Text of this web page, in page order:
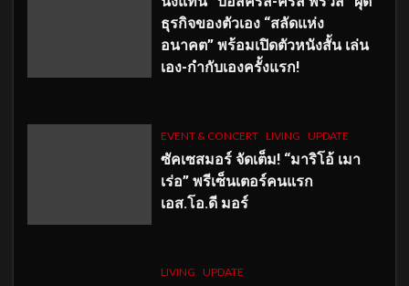
ธุรกิจของตัวเอง “สลัดแห่ง
อนาคต” พร้อมเปิดตัวหนังสั้น เล่น
เอง-กำกับเองครั้งแรก!
EVENT & CONCERT LIVING UPDATE
ซัคเซสมอร์ จัดเต็ม! “มาริโอ้ เมา
เร่อ” พรีเซ็นเตอร์คนแรก
เอส.โอ.ดี มอร์
LIVING UPDATE